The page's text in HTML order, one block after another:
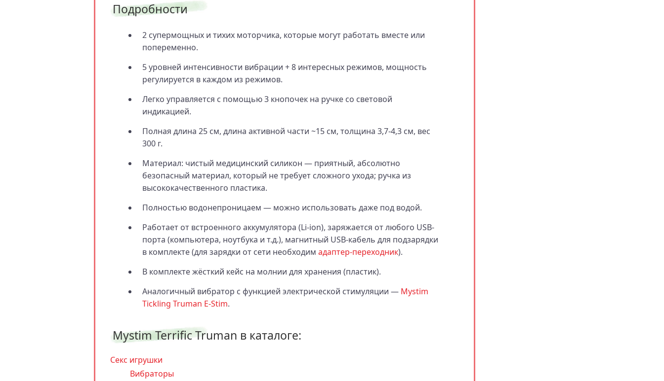
Подробности
2 супермощных и тихих моторчика, которые могут работать вместе или
попеременно.
5 уровней интенсивности вибрации + 8 интересных режимов, мощность
регулируется в каждом из режимов.
Легко управляется с помощью 3 кнопочек на ручке со световой
индикацией.
Полная длина 25 см, длина активной части ~15 см, толщина 3,7-4,3 см, вес
300 г.
Материал: чистый медицинский силикон — приятный, абсолютно
безопасный материал, который не требует сложного ухода; ручка из
высококачественного пластика.
Полностью водонепроницаем — можно использовать даже под водой.
Работает от встроенного аккумулятора (Li-ion), заряжается от любого USB-
порта (компьютера, ноутбука и т.д.), магнитный USB-кабель для подзарядки
в комплекте (для зарядки от сети необходим адаптер-переходник).
В комплекте жёсткий кейс на молнии для хранения (пластик).
Аналогичный вибратор с функцией электрической стимуляции — Mystim
Tickling Truman E-Stim.
Mystim Terrific Truman в каталоге:
Секс игрушки
Вибраторы